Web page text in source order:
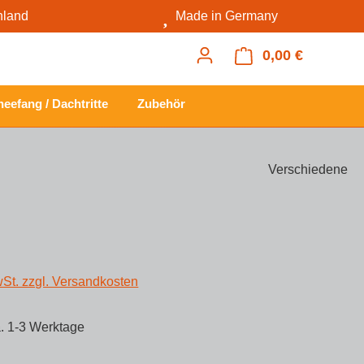
Made in Germany
0,00 €
/ Dachtritte Zubehör
Verschiedene
zzgl. Versandkosten
1-3 Werktage